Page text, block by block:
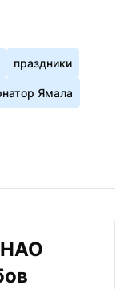
праздники
Ямала